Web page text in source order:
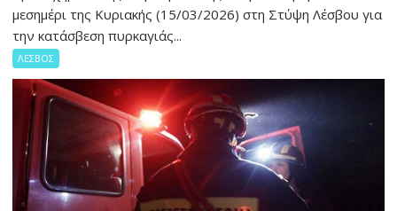
μεσημέρι της Κυριακής (15/03/2026) στη Στύψη Λέσβου για
την κατάσβεση πυρκαγιάς...
ΛΕΣΒΟΣ